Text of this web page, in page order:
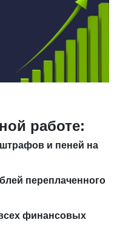
работе:
и пеней на
переплаченного
финансовых
данных